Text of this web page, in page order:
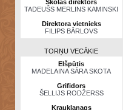
Skolas direktors
TADEUŠS MERLINS KAMINSKI
Direktora vietnieks
FILIPS BĀRLOVS
TORŅU VECĀKIE
Elšpūtis
MADELAINA SĀRA SKOTA
Grifidors
ŠELLIJS RODŽERSS
Kraukļanags